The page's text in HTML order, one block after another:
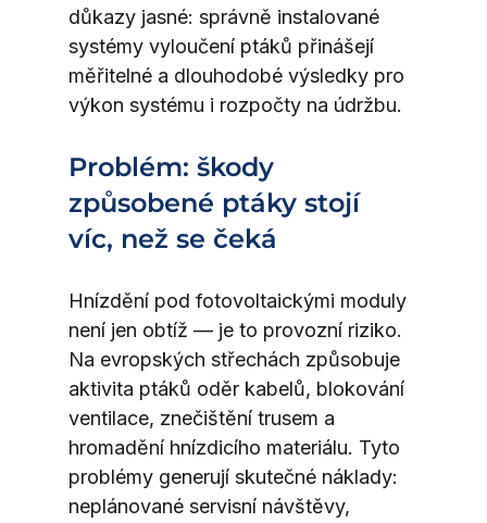
důkazy jasné: správně instalované
systémy vyloučení ptáků přinášejí
měřitelné a dlouhodobé výsledky pro
výkon systému i rozpočty na údržbu.
Problém: škody
způsobené ptáky stojí
víc, než se čeká
Hnízdění pod fotovoltaickými moduly
není jen obtíž — je to provozní riziko.
Na evropských střechách způsobuje
aktivita ptáků oděr kabelů, blokování
ventilace, znečištění trusem a
hromadění hnízdicího materiálu. Tyto
problémy generují skutečné náklady:
neplánované servisní návštěvy,